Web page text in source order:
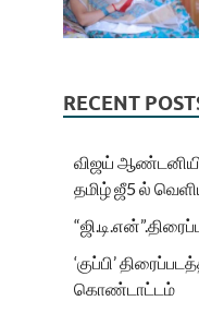
RECENT
விஜய்
தமிழ் ஜீ5 ல்
‘குப்பி’
கொண்டாட்டம்